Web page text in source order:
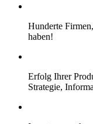
Hunderte
haben!
Erfolg Ihrer
Strategie,